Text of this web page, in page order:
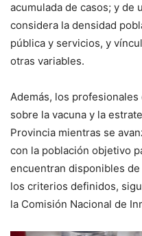
acumulada de casos; y de
considera la densidad
pública y servicios, y
otras variables.
Además, los
sobre la vacuna y la
Provincia mientras se
con la población objetivo
encuentran disponibles
los criterios definidos,
la Comisión Nacional de